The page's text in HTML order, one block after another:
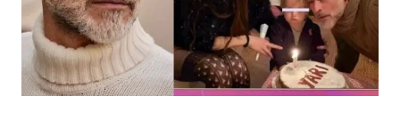
News Spettacolo
Benessere Cucina e Ricette